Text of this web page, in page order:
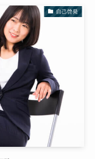
自己啓発